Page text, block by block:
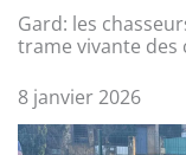
Gard: les
trame vivante des
8 janvier 2026